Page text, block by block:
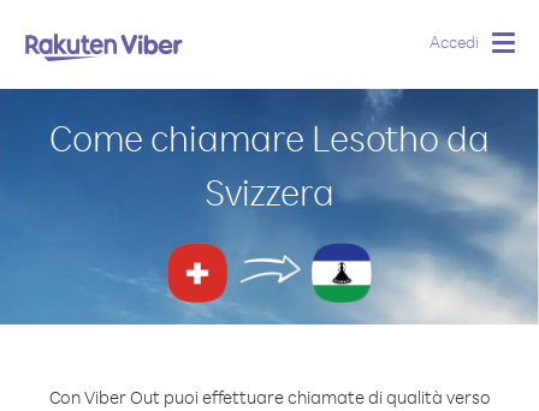
Accedi
Come chiamare Lesotho da
Svizzera
Con Viber Out puoi effettuare chiamate di qualità verso